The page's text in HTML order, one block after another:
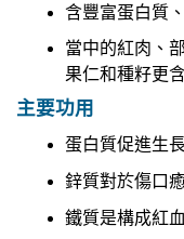
含豐富蛋白質
當中的紅肉、
果仁和種籽更
主要功用
蛋白質促進生
鋅質對於傷口
鐵質是構成紅